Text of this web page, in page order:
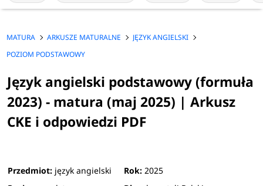
MATURA ARKUSZE MATURALNE
JĘZYK ANGIELSKI
POZIOM PODSTAWOWY
Język angielski podstawowy (formuła
2023) - matura (maj 2025) | Arkusz
CKE i odpowiedzi PDF
Przedmiot:język angielski Rok:2025